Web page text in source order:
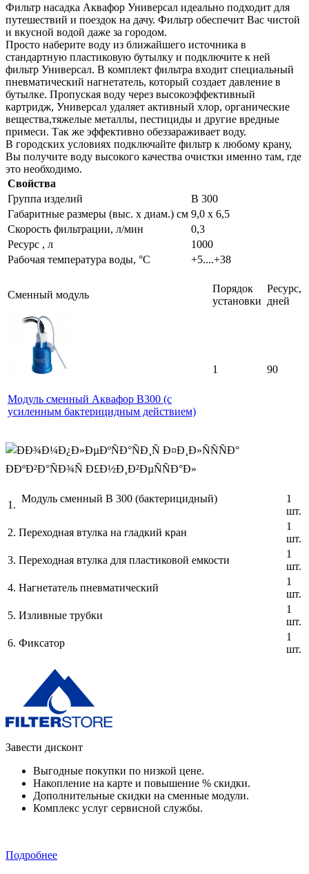
Фильтр насадка Аквафор Универсал идеально подходит для
путешествий и поездок на дачу. Фильтр обеспечит Вас чистой
и вкусной водой даже за городом.
Просто наберите воду из ближайшего источника в
стандартную пластиковую бутылку и подключите к ней
фильтр Универсал. В комплект фильтра входит специальный
пневматический нагнетатель, который создает давление в
бутылке. Пропуская воду через высокоэффективный
картридж, Универсал удаляет активный хлор, органические
вещества,тяжелые металлы, пестициды и другие вредные
примеси. Так же эффективно обеззараживает воду.
В городских условиях подключайте фильтр к любому крану,
Вы получите воду высокого качества очистки именно там, где
это необходимо.
Свойства
Группа изделий
В 300
Габаритные размеры (выс. х диам.) см 9,0 х 6,5
Скорость фильтрации, л/мин
0,3
Ресурс , л
1000
Рабочая температура воды, °C
+5....+38
Сменный модуль
Порядок
установки
Ресурс,
дней
Модуль сменный Аквафор В300 (с
усиленным бактерицидным действием)
1 90
1.
Модуль сменный В 300 (бактерицидный)
1
шт.
2. Переходная втулка на гладкий кран
1
шт.
3. Переходная втулка для пластиковой емкости
1
шт.
4. Нагнетатель пневматический
1
шт.
5. Изливные трубки
1
шт.
6. Фиксатор
1
шт.
Завести дисконт
Выгодные покупки по низкой цене.
Накопление на карте и повышение % скидки.
Дополнительные скидки на сменные модули.
Комплекс услуг сервисной службы.
Подробнее